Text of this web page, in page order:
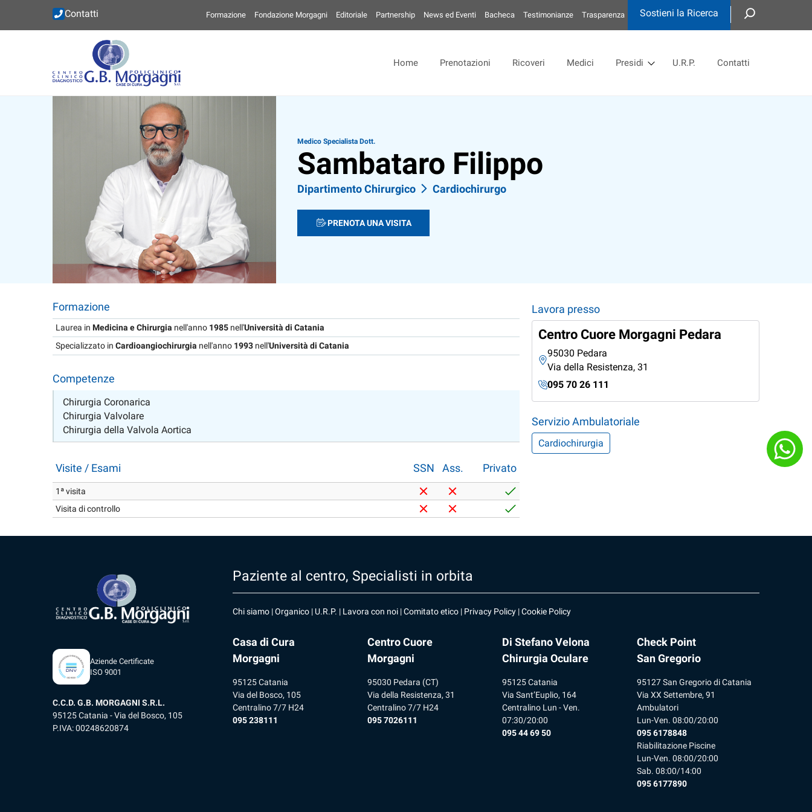
Contatti Formazione Fondazione Morgagni Editoriale Partnership News ed Eventi Bacheca Testimonianze Trasparenza Sostieni la Ricerca
Home Prenotazioni Ricoveri Medici Presidi U.R.P. Contatti
Medico Specialista Dott.
Sambataro Filippo
Dipartimento Chirurgico Cardiochirurgo
PRENOTA UNA VISITA
Formazione
Laurea in Medicina e Chirurgia nell'anno 1985 nell'Università di Catania
Specializzato in Cardioangiochirurgia nell'anno 1993 nell'Università di Catania
Competenze
Chirurgia Coronarica
Chirurgia Valvolare
Chirurgia della Valvola Aortica
Visite / Esami SSN Ass. Privato
1ª visita
Visita di controllo
Lavora presso
Centro Cuore Morgagni Pedara
95030 Pedara
Via della Resistenza, 31
095 70 26 111
Servizio Ambulatoriale
Cardiochirurgia
Aziende Certificate
ISO 9001
C.C.D. G.B. MORGAGNI S.R.L.
95125 Catania - Via del Bosco, 105
P.IVA: 00248620874
Paziente al centro, Specialisti in orbita
Chi siamo|Organico| U.R.P. | Lavora con noi|Comitato etico| Privacy Policy|Cookie Policy
Casa di Cura
Morgagni
95125 Catania
Via del Bosco, 105
Centralino 7/7 H24
095 238111
Centro Cuore
Morgagni
95030 Pedara (CT)
Via della Resistenza, 31
Centralino 7/7 H24
095 7026111
Di Stefano Velona
Chirurgia Oculare
95125 Catania
Via Sant’Euplio, 164
Centralino Lun - Ven.
07:30/20:00
095 44 69 50
Check Point
San Gregorio
95127 San Gregorio di Catania
Via XX Settembre, 91
Ambulatori
Lun-Ven. 08:00/20:00
095 6178848
Riabilitazione Piscine
Lun-Ven. 08:00/20:00
Sab. 08:00/14:00
095 6177890